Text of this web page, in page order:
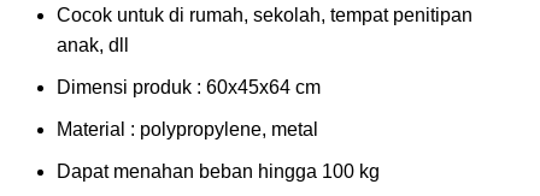
Cocok untuk di rumah, sekolah, tempat penitipan
anak, dll
Dimensi produk : 60x45x64 cm
Material : polypropylene, metal
Dapat menahan beban hingga 100 kg